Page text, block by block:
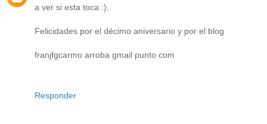
a ver si esta toca :).
Felicidades por el décimo aniversario y por el blog
franjfgcarmo arroba gmail punto com
Responder